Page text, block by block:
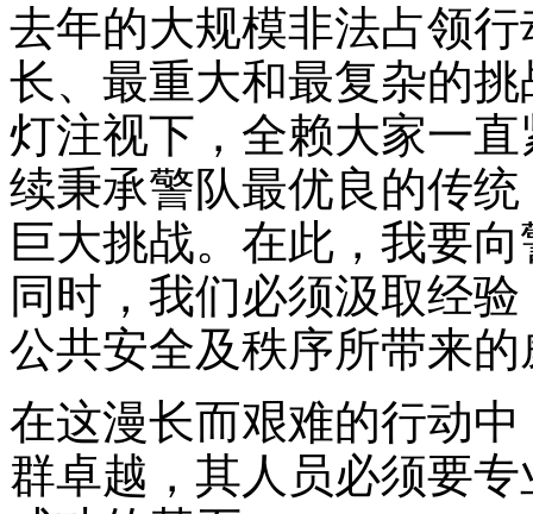
去年的大规模非法占领
长、最重大和最复杂的
灯注视下，全赖大家一
续秉承警队最优良的传
巨大挑战。在此，我要
同时，我们必须汲取经
公共安全及秩序所带来的
在这漫长而艰难的行动
群卓越，其人员必须要